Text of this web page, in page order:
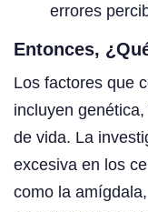
errores
Entonces,
Los factores que
incluyen
de vida. La
excesiva en los
como la